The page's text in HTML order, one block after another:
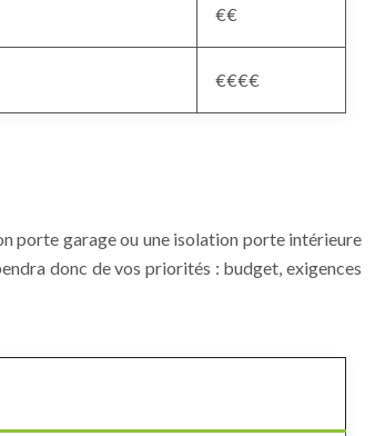
€€
€€€€
porte garage ou une isolation porte intérieure
donc de vos priorités : budget, exigences